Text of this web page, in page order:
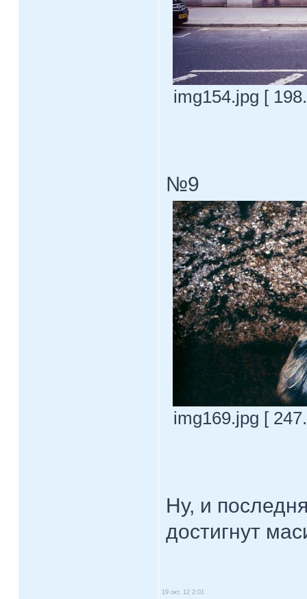
img154.jpg [
№9
img169.jpg [
Ну, и
достигнут
19 окт, 12 2:01